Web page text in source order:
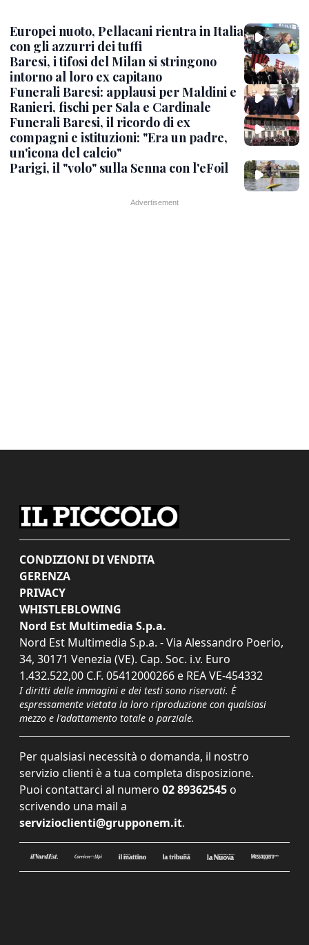
Europei nuoto, Pellacani rientra in Italia
con gli azzurri dei tuffi
Baresi, i tifosi del Milan si stringono
intorno al loro ex capitano
Funerali Baresi: applausi per Maldini e
Ranieri, fischi per Sala e Cardinale
Funerali Baresi, il ricordo di ex
compagni e istituzioni: "Era un padre,
un'icona del calcio"
Parigi, il "volo" sulla Senna con l'eFoil
CONDIZIONI DI VENDITA
GERENZA
PRIVACY
WHISTLEBLOWING
Nord Est Multimedia S.p.a.
Nord Est Multimedia S.p.a. - Via Alessandro Poerio,
34, 30171 Venezia (VE). Cap. Soc. i.v. Euro
1.432.522,00 C.F. 05412000266 e REA VE-454332
I diritti delle immagini e dei testi sono riservati. È
espressamente vietata la loro riproduzione con qualsiasi
mezzo e l'adattamento totale o parziale.
Per qualsiasi necessità o domanda, il nostro
servizio clienti è a tua completa disposizione.
Puoi contattarci al numero 02 89362545 o
scrivendo una mail a
servizioclienti@grupponem.it.